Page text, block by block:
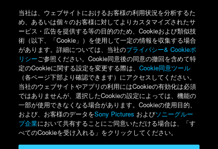
当社は、ウェブサイトにおけるお客様の利用状況を分析するた
め、あるいは個々のお客様に対してよりカスタマイズされたサ
ービス・広告を提供する等の目的のため、Cookieおよび類似技
術（以下、「Cookie」）を使用して一定の情報を収集する場合
があります。詳細については、当社のプライバシー& Cookieポ
リシーご参照ください。Cookie同意後の同意の撤回を含めて特
定のCookieに関する設定を変更する際は、Cookie同意ツール
（各ページ下部より確認できます）にアクセスしてください。
当社のウェブサイトやアプリの利用にはCookieの有効化は必須
ではありませんが、選択したCookieの設定によっては、機能の
一部が使用できなくなる場合があります。Cookieの使用目的、
および、お客様のデータをSony Pictures およびソニーグルー
プ企業において共有することにご同意いただける場合は、「す
べてのCookieを受け入れる」をクリックしてください。